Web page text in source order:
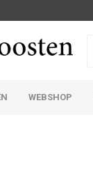
WEBSHOP